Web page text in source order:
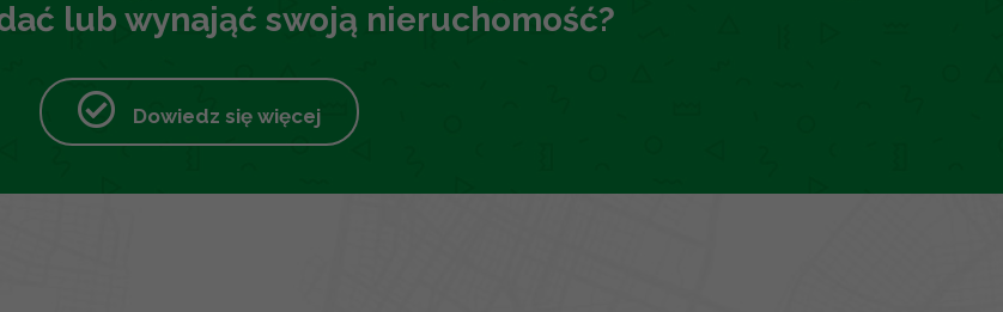
lub wynająć swoją nieruchomość?
Dowiedz się więcej